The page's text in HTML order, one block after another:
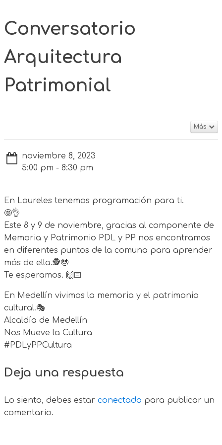
Conversatorio
Arquitectura
Patrimonial
Más
noviembre 8, 2023
5:00 pm - 8:30 pm
En Laureles tenemos programación para ti.
🤩👌
Este 8 y 9 de noviembre, gracias al componente de
Memoria y Patrimonio PDL y PP nos encontramos
en diferentes puntos de la comuna para aprender
más de ella.🕵️🤓
Te esperamos. 🙌🏻
En Medellín vivimos la memoria y el patrimonio
cultural.🎭
Alcaldía de Medellín
Nos Mueve la Cultura
#PDLyPPCultura
Deja una respuesta
Lo siento, debes estar conectado para publicar un
comentario.